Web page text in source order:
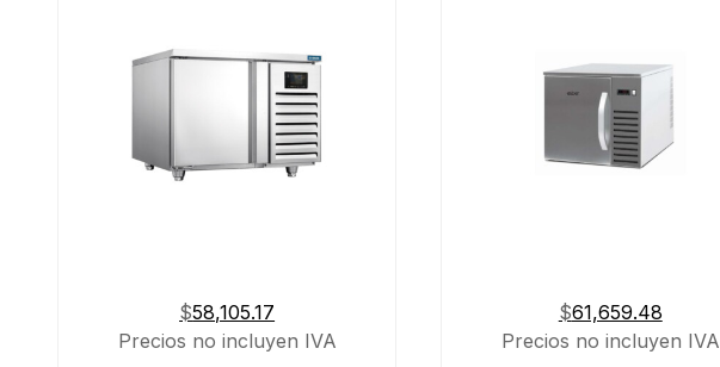
$58,105.17
Precios no incluyen IVA
$61,659.48
Precios no incluyen IVA